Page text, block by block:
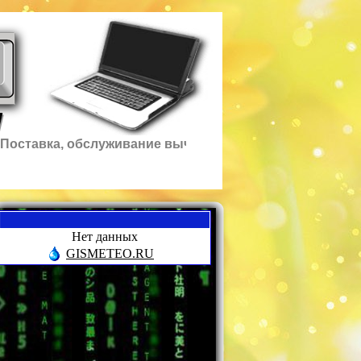
обслуживание вычислительной техники и
Нет данных
GISMETEO.RU
современном мире мы уже не представляем себе
без компьютеров. Эти помощники помогают
в работе, учебе. С помощью компьютера можно
и поиграть в любимую игру, легко и
можно пообщаться с собеседником в
краях или переслать необходимую
И еще много важных и необходимых
предоставляют нам компьютеры в
с современными программами и